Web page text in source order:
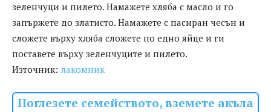
зеленчуци и пилето. Намажете хляба с масло и го
запържете до златисто. Намажете с пасиран чесън и
сложете върху хляба сложете по едно яйце и ги
поставете върху зеленчуците и пилето.
Източник: лакомник
Поглезете семейството, вземете акъла